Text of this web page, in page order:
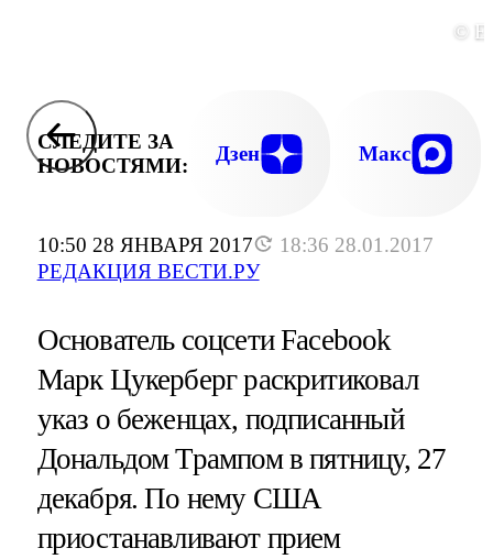
10:50 28 ЯНВАРЯ 2017
18:36 28.01.2017
РЕДАКЦИЯ ВЕСТИ.РУ
©
СЛЕДИТЕ ЗА
НОВОСТЯМИ:
Дзен Макс
Основатель соцсети Facebook
Марк Цукерберг раскритиковал
указ о беженцах, подписанный
Дональдом Трампом в пятницу, 27
декабря. По нему США
приостанавливают прием